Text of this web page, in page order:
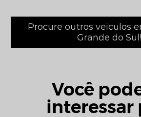
Procure outros veiculos
Grande do Sul!
Você
interessar